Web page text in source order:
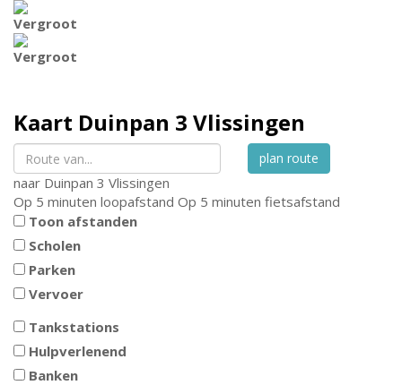
Vergroot
Vergroot
Kaart Duinpan 3 Vlissingen
plan route
naar Duinpan 3 Vlissingen
Op 5 minuten loopafstand Op 5 minuten fietsafstand
Toon afstanden
Scholen
Parken
Vervoer
Tankstations
Hulpverlenend
Banken